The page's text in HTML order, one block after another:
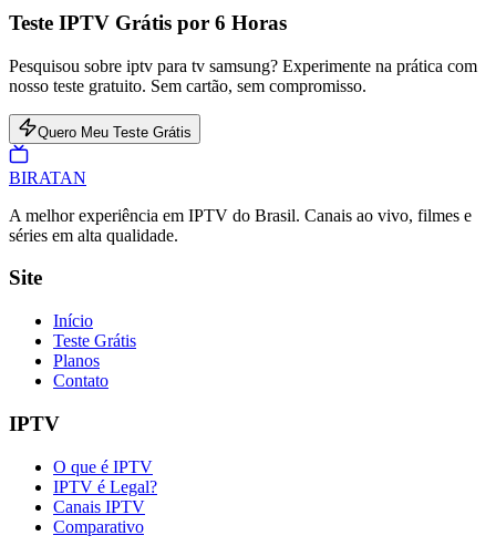
Teste IPTV Grátis por 6 Horas
Pesquisou sobre iptv para tv samsung? Experimente na prática com
nosso teste gratuito. Sem cartão, sem compromisso.
Quero Meu Teste Grátis
BIRATAN
A melhor experiência em IPTV do Brasil. Canais ao vivo, filmes e
séries em alta qualidade.
Site
Início
Teste Grátis
Planos
Contato
IPTV
O que é IPTV
IPTV é Legal?
Canais IPTV
Comparativo